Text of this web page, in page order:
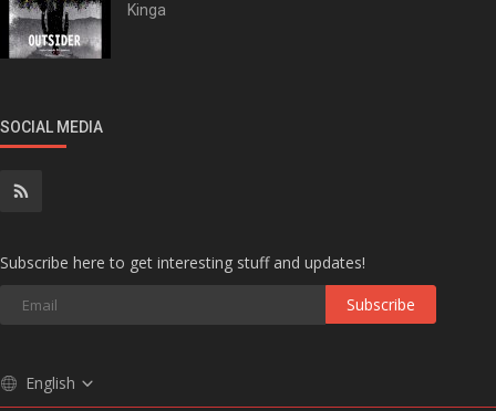
Kinga
SOCIAL MEDIA
Subscribe here to get interesting stuff and updates!
Subscribe
English